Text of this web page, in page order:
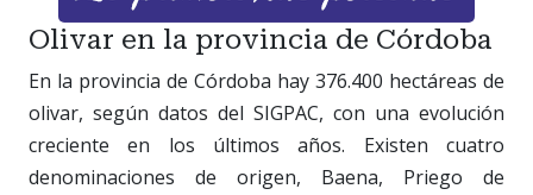
Olivar en la provincia de Córdoba
En la provincia de Córdoba hay 376.400 hectáreas de
olivar, según datos del SIGPAC, con una evolución
creciente en los últimos años. Existen cuatro
denominaciones de origen, Baena, Priego de